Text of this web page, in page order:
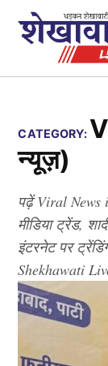
CATEGORY:
न्यूज़)
पढ़ें Viral News
मीडिया ट्रेंड,
इंटरनेट पर
Shekhawati